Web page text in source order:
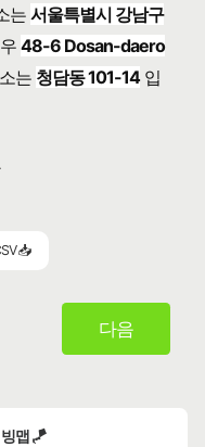
는서울특별시 강남구
우48-6 Dosan-daero
는 청담동 101-14입
📥
다음
빙맵 🪁